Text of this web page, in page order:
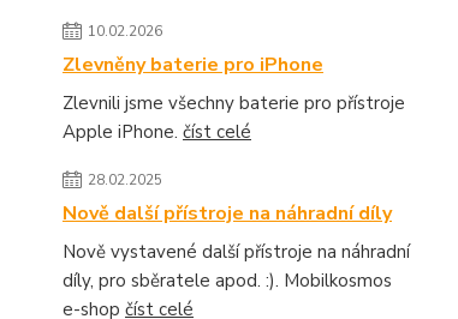
10.02.2026
Zlevněny baterie pro iPhone
Zlevnili jsme všechny baterie pro přístroje
Apple iPhone. číst celé
28.02.2025
Nově další přístroje na náhradní díly
Nově vystavené další přístroje na náhradní
díly, pro sběratele apod. :). Mobilkosmos
e-shop číst celé